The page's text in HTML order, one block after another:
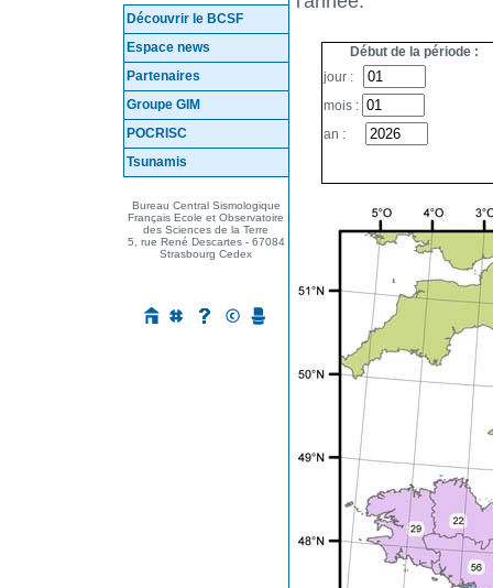
Groupe GIM
POCRISC
Tsunamis
Découvrir le BCSF
Espace news
Partenaires
Début de la période :
jour :
mois :
an :
Mes questions ...
Bureau Central Sismologique
Français Ecole et Observatoire
des Sciences de la Terre
5, rue René Descartes - 67084
Strasbourg Cedex